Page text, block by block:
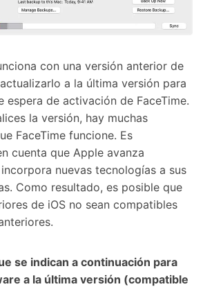
con una versión anterior de
a la última versión para
espera de activación de FaceTime.󠀲󠀩󠀠󠀥󠀦󠀩󠀨󠀤󠀳󠀰
la versión, hay muchas
FaceTime funcione.󠀲󠀩󠀠󠀥󠀦󠀩󠀨󠀥󠀳󠀰 Es
cuenta que Apple avanza
nuevas tecnologías a sus
Como resultado, es posible que
de iOS no sean compatibles
se indican a continuación para
a la última versión (compatible